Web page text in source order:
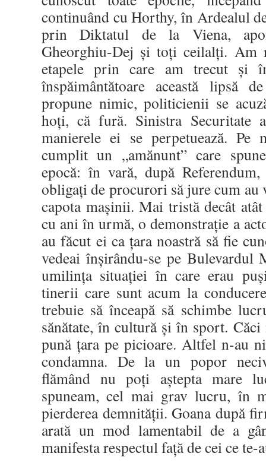
continuând cu Horthy, în Ardealul
prin Diktatul de la Viena,
Gheorghiu-Dej şi toţi ceilalţi. Am
etapele prin care am trecut şi
înspăimântătoare această lipsă
propune nimic, politicienii se
hoţi, că fură. Sinistra Securitate
manierele ei se perpetuează. Pe
cumplit un „amănunt” care
epocă: în vară, după
obligaţi de procurori să jure cum au
capota maşinii. Mai tristă decât
cu ani în urmă, o demonstraţie a
au făcut ei ca ţara noastră să fie
vedeai înşirându-se pe Bulevardul
umilinţa situaţiei în care erau
tinerii care sunt acum la
trebuie să înceapă să schimbe
sănătate, în cultură şi în sport.
pună ţara pe picioare. Altfel n-au
condamna. De la un popor
flămând nu poţi aştepta mare
spuneam, cel mai grav lucru, în
pierderea demnităţii. Goana după
arată un mod lamentabil de a
manifesta respectul faţă de cei ce te-